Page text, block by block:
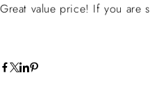
Great value price! If you are